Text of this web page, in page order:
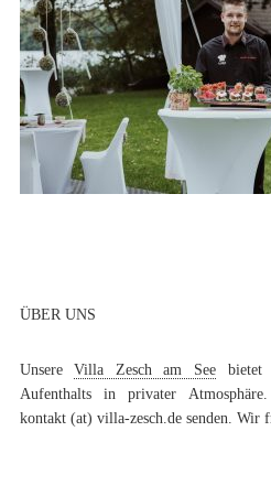
ÜBER UNS
UnsereVilla Zesch am Seebietet
Aufenthalts in privater
kontakt (at) villa-zesch.de senden. Wir